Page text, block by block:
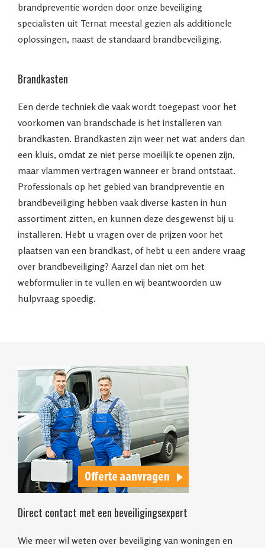
brandpreventie worden door onze beveiliging
specialisten uit Ternat meestal gezien als additionele
oplossingen, naast de standaard brandbeveiliging.
Brandkasten
Een derde techniek die vaak wordt toegepast voor het
voorkomen van brandschade is het installeren van
brandkasten. Brandkasten zijn weer net wat anders dan
een kluis, omdat ze niet perse moeilijk te openen zijn,
maar vlammen vertragen wanneer er brand ontstaat.
Professionals op het gebied van brandpreventie en
brandbeveiliging hebben vaak diverse kasten in hun
assortiment zitten, en kunnen deze desgewenst bij u
installeren. Hebt u vragen over de prijzen voor het
plaatsen van een brandkast, of hebt u een andere vraag
over brandbeveiliging? Aarzel dan niet om het
webformulier in te vullen en wij beantwoorden uw
hulpvraag spoedig.
Direct contact met een beveiligingsexpert
Wie meer wil weten over beveiliging van woningen en